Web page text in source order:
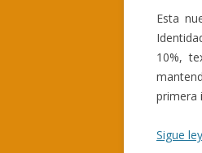
Esta
10%,
primera
Sigue